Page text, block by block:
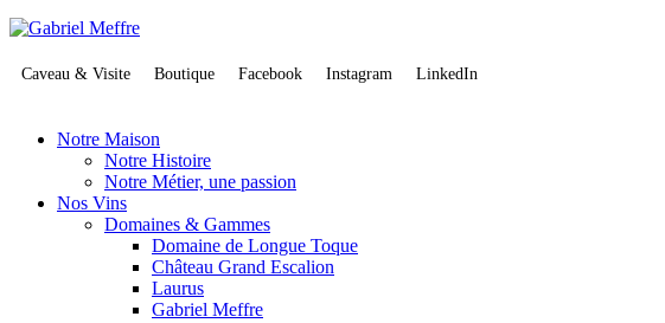
Caveau & Visite Boutique Facebook Instagram LinkedIn
Notre Maison
Notre Histoire
Notre Métier, une passion
Nos Vins
Domaines & Gammes
Domaine de Longue Toque
Château Grand Escalion
Laurus
Gabriel Meffre